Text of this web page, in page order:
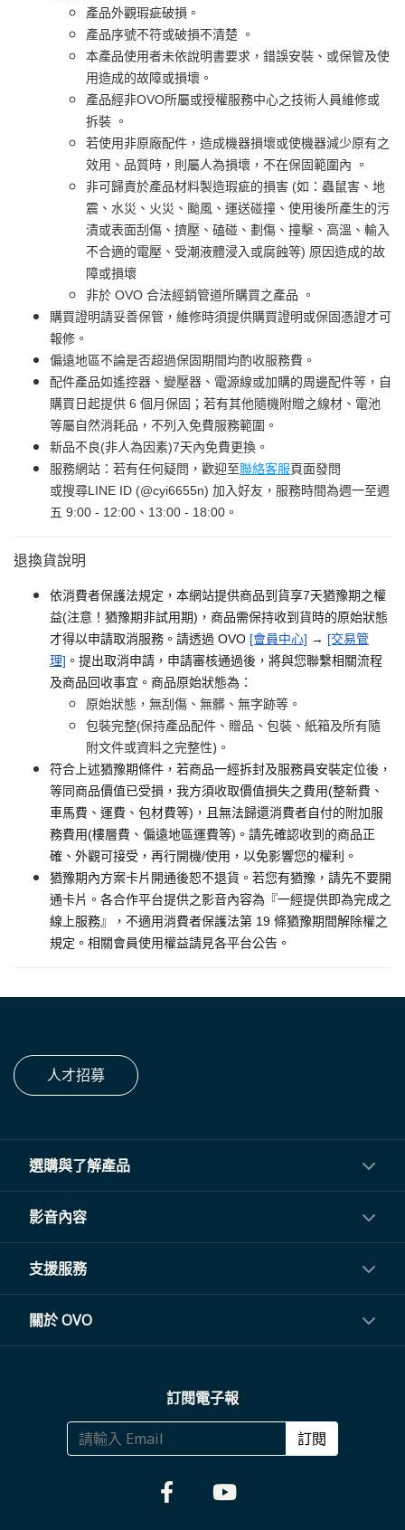
產品外觀瑕疵破損。
產品序號不符或破損不清楚 。
本產品使用者未依說明書要求，錯誤安裝、或保管及使
用造成的故障或損壞。
產品經非OVO所屬或授權服務中心之技術人員維修或
拆裝 。
若使用非原廠配件，造成機器損壞或使機器減少原有之
效用、品質時，則屬人為損壞，不在保固範圍內 。
非可歸責於產品材料製造瑕疵的損害 (如：蟲鼠害、地
震、水災、火災、颱風、運送碰撞、使用後所產生的污
漬或表面刮傷、擠壓、磕碰、劃傷、撞擊、高溫、輸入
不合適的電壓、受潮液體浸入或腐蝕等) 原因造成的故
障或損壞
非於 OVO 合法經銷管道所購買之產品 。
購買證明請妥善保管，維修時須提供購買證明或保固憑證才可
報修。
偏遠地區不論是否超過保固期間均酌收服務費。
配件產品如遙控器、變壓器、電源線或加購的周邊配件等，自
購買日起提供 6 個月保固；若有其他隨機附贈之線材、電池
等屬自然消耗品，不列入免費服務範圍。
新品不良(非人為因素)7天內免費更換。
服務網站：若有任何疑問，歡迎至聯絡客服頁面發問
或搜尋LINE ID (@cyi6655n) 加入好友，服務時間為週一至週
五 9:00 - 12:00、13:00 - 18:00。
退換貨說明
依消費者保護法規定，本網站提供商品到貨享7天猶豫期之權
益(注意！猶豫期非試用期)，商品需保持收到貨時的原始狀態
才得以申請取消服務。請透過 OVO [會員中心] → [交易管
理] 。提出取消申請，申請審核通過後，將與您聯繫相關流程
及商品回收事宜。商品原始狀態為：
原始狀態，無刮傷、無髒、無字跡等。
包裝完整(保持產品配件、贈品、包裝、紙箱及所有隨
附文件或資料之完整性)。
符合上述猶豫期條件，若商品一經拆封及服務員安裝定位後，
等同商品價值已受損，我方須收取價值損失之費用(整新費、
車馬費、運費、包材費等)，且無法歸還消費者自付的附加服
務費用(樓層費、偏遠地區運費等)。請先確認收到的商品正
確、外觀可接受，再行開機/使用，以免影響您的權利。
猶豫期內方案卡片開通後恕不退貨。若您有猶豫，請先不要開
通卡片。各合作平台提供之影音內容為『一經提供即為完成之
線上服務』，不適用消費者保護法第 19 條猶豫期間解除權之
規定。相關會員使用權益請見各平台公告。
人才招募
選購與了解產品
投影機
閨蜜機與電視
電視盒與周邊
福利品專區
影音內容
影音訂閱
支援服務
常見問題
關於 OVO
商務合作
訂閱電子報
訂閱